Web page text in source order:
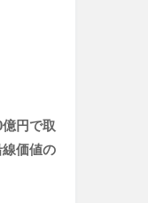
円で取
価値の